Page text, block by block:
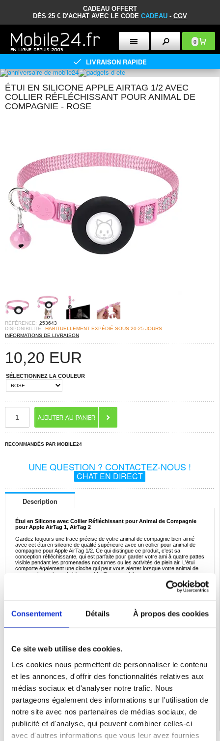
Consentement Détails À propos des cookies
Ce site web utilise des cookies.
Les cookies nous permettent de personnaliser le contenu
et les annonces, d'offrir des fonctionnalités relatives aux
médias sociaux et d'analyser notre trafic. Nous
partageons également des informations sur l'utilisation de
notre site avec nos partenaires de médias sociaux, de
publicité et d'analyse, qui peuvent combiner celles-ci
avec d'autres informations que vous leur avez fournies
CADEAU OFFERT
DÈS 25 € D'ACHAT AVEC LE CODE CADEAU - CGV
0
LIVRAISON RAPIDE
ÉTUI EN SILICONE APPLE AIRTAG 1/2 AVEC
COLLIER RÉFLÉCHISSANT POUR ANIMAL DE
COMPAGNIE - ROSE
RÉFÉRENCE: 253643
DISPONIBILITÉ: HABITUELLEMENT EXPÉDIÉ SOUS 20-25 JOURS
INFORMATIONS DE LIVRAISON
10,20 EUR
SÉLECTIONNEZ LA COULEUR
RECOMMANDÉS PAR MOBILE24
UNE QUESTION ? CONTACTEZ-NOUS !
CHAT EN DIRECT
Description
Étui en Silicone avec Collier Réfléchissant pour Animal de Compagnie
pour Apple AirTag 1, AirTag 2
Gardez toujours une trace précise de votre animal de compagnie bien-aimé
avec cet étui en silicone de qualité supérieure avec un collier pour animal de
compagnie pour Apple AirTag 1/2. Ce qui distingue ce produit, c'est sa
conception réfléchissante, qui est parfaite pour garder votre ami à quatre pattes
visible pendant les promenades nocturnes ou les activités de plein air. L'étui
comporte également une cloche qui peut vous alerter lorsque votre animal de
compagnie est à proximité, ce qui facilite son suivi.
- Étui en silicone avec collier pour animal de compagnie pour Apple AirTag 1/2
- Conçu avec une boucle de sécurité et livré avec une cloche
- Détails réfléchissants sur le col pour une meilleure visibilité la nuit
- La coque en silicone sécurise votre Apple AirTag 1/2 et le protège des
Compatibilité:
Apple AirTag 1, Apple AirTag 2
EAN: 5714122364562
Catégories associées:Gadgets